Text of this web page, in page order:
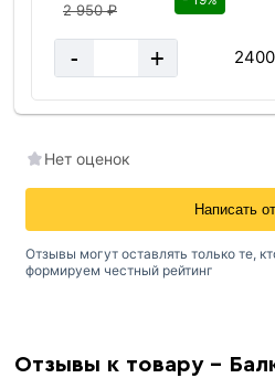
2 950 ₽
- +
Отзывы к товару -
Нет оценок
Написать
Отзывы могут оставлять только те,
формируем честный рейтинг